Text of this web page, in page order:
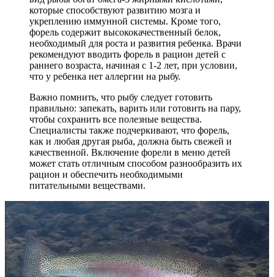
которые способствуют развитию мозга и
укреплению иммунной системы. Кроме того,
форель содержит высококачественный белок,
необходимый для роста и развития ребенка. Врачи
рекомендуют вводить форель в рацион детей с
раннего возраста, начиная с 1-2 лет, при условии,
что у ребенка нет аллергии на рыбу.
Важно помнить, что рыбу следует готовить
правильно: запекать, варить или готовить на пару,
чтобы сохранить все полезные вещества.
Специалисты также подчеркивают, что форель,
как и любая другая рыба, должна быть свежей и
качественной. Включение форели в меню детей
может стать отличным способом разнообразить их
рацион и обеспечить необходимыми
питательными веществами.